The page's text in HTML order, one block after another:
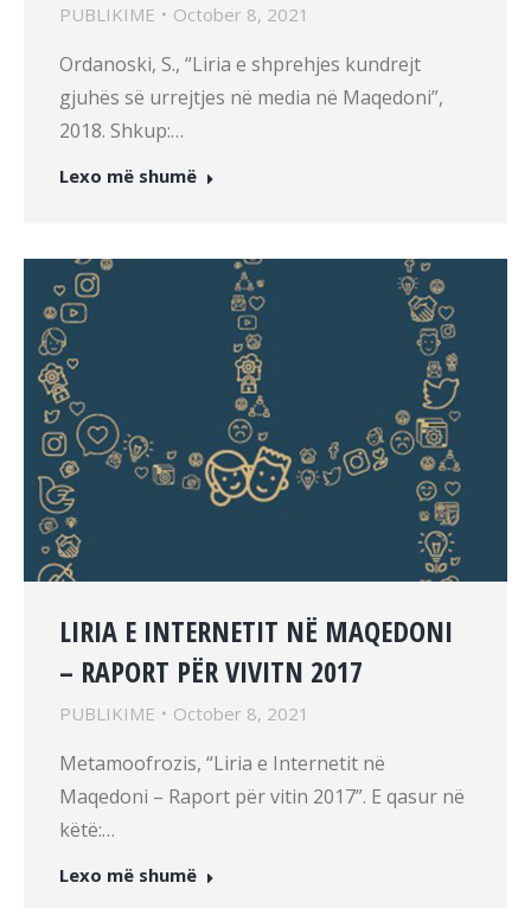
PUBLIKIME October 8, 2021
Ordanoski, S., “Liria e shprehjes kundrejt
gjuhës së urrejtjes në media në Maqedoni”,
2018. Shkup:…
Lexo më shumë
LIRIA E INTERNETIT NË MAQEDONI
– RAPORT PËR VIVITN 2017
PUBLIKIME October 8, 2021
Metamoofrozis, “Liria e Internetit në
Maqedoni – Raport për vitin 2017”. E qasur në
këtë:…
Lexo më shumë